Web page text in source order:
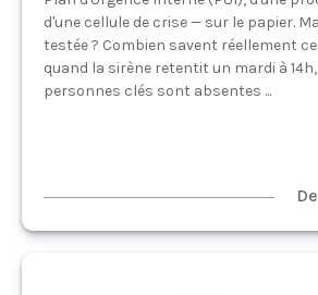
d'une cellule de crise — sur le papier.
testée ? Combien savent réellement
quand la sirène retentit un mardi à
personnes clés sont absentes ...